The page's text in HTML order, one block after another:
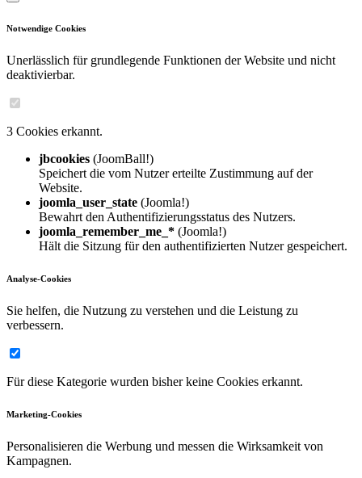
Notwendige Cookies
Unerlässlich für grundlegende Funktionen der Website und nicht
deaktivierbar.
3 Cookies erkannt.
jbcookies (JoomBall!)
Speichert die vom Nutzer erteilte Zustimmung auf der
Website.
joomla_user_state (Joomla!)
Bewahrt den Authentifizierungsstatus des Nutzers.
joomla_remember_me_* (Joomla!)
Hält die Sitzung für den authentifizierten Nutzer gespeichert.
Analyse-Cookies
Sie helfen, die Nutzung zu verstehen und die Leistung zu
verbessern.
Für diese Kategorie wurden bisher keine Cookies erkannt.
Marketing-Cookies
Personalisieren die Werbung und messen die Wirksamkeit von
Kampagnen.